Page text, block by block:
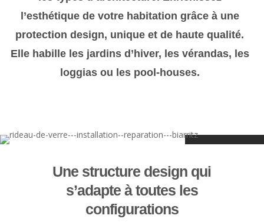
l’esthétique de votre habitation grâce à une
protection design, unique et de haute qualité.
Elle habille les jardins d’hiver, les vérandas, les
loggias ou les pool-houses.
Une structure design qui
s’adapte à toutes les
configurations